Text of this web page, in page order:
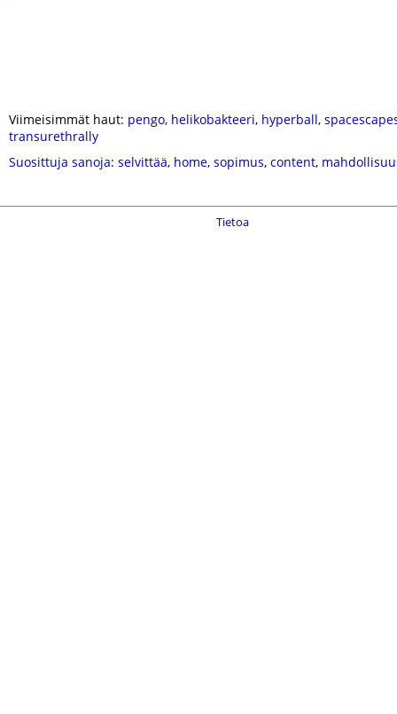
Viimeisimmät haut: pengo, helikobakteeri, hyperball,
transurethrally
Suosittuja sanoja: selvittää, home, sopimus, content,
Tietoa